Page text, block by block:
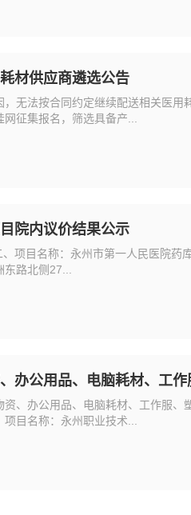
材供应商遴选公告
无法按合同约定继续配送相关医
征集报名，筛选具备产...
院内议价结果公示
项目名称：永州市第一人民医院
路北侧27...
办公用品、电脑耗材、工
、办公用品、电脑耗材、工作服
目名称：永州职业技术...